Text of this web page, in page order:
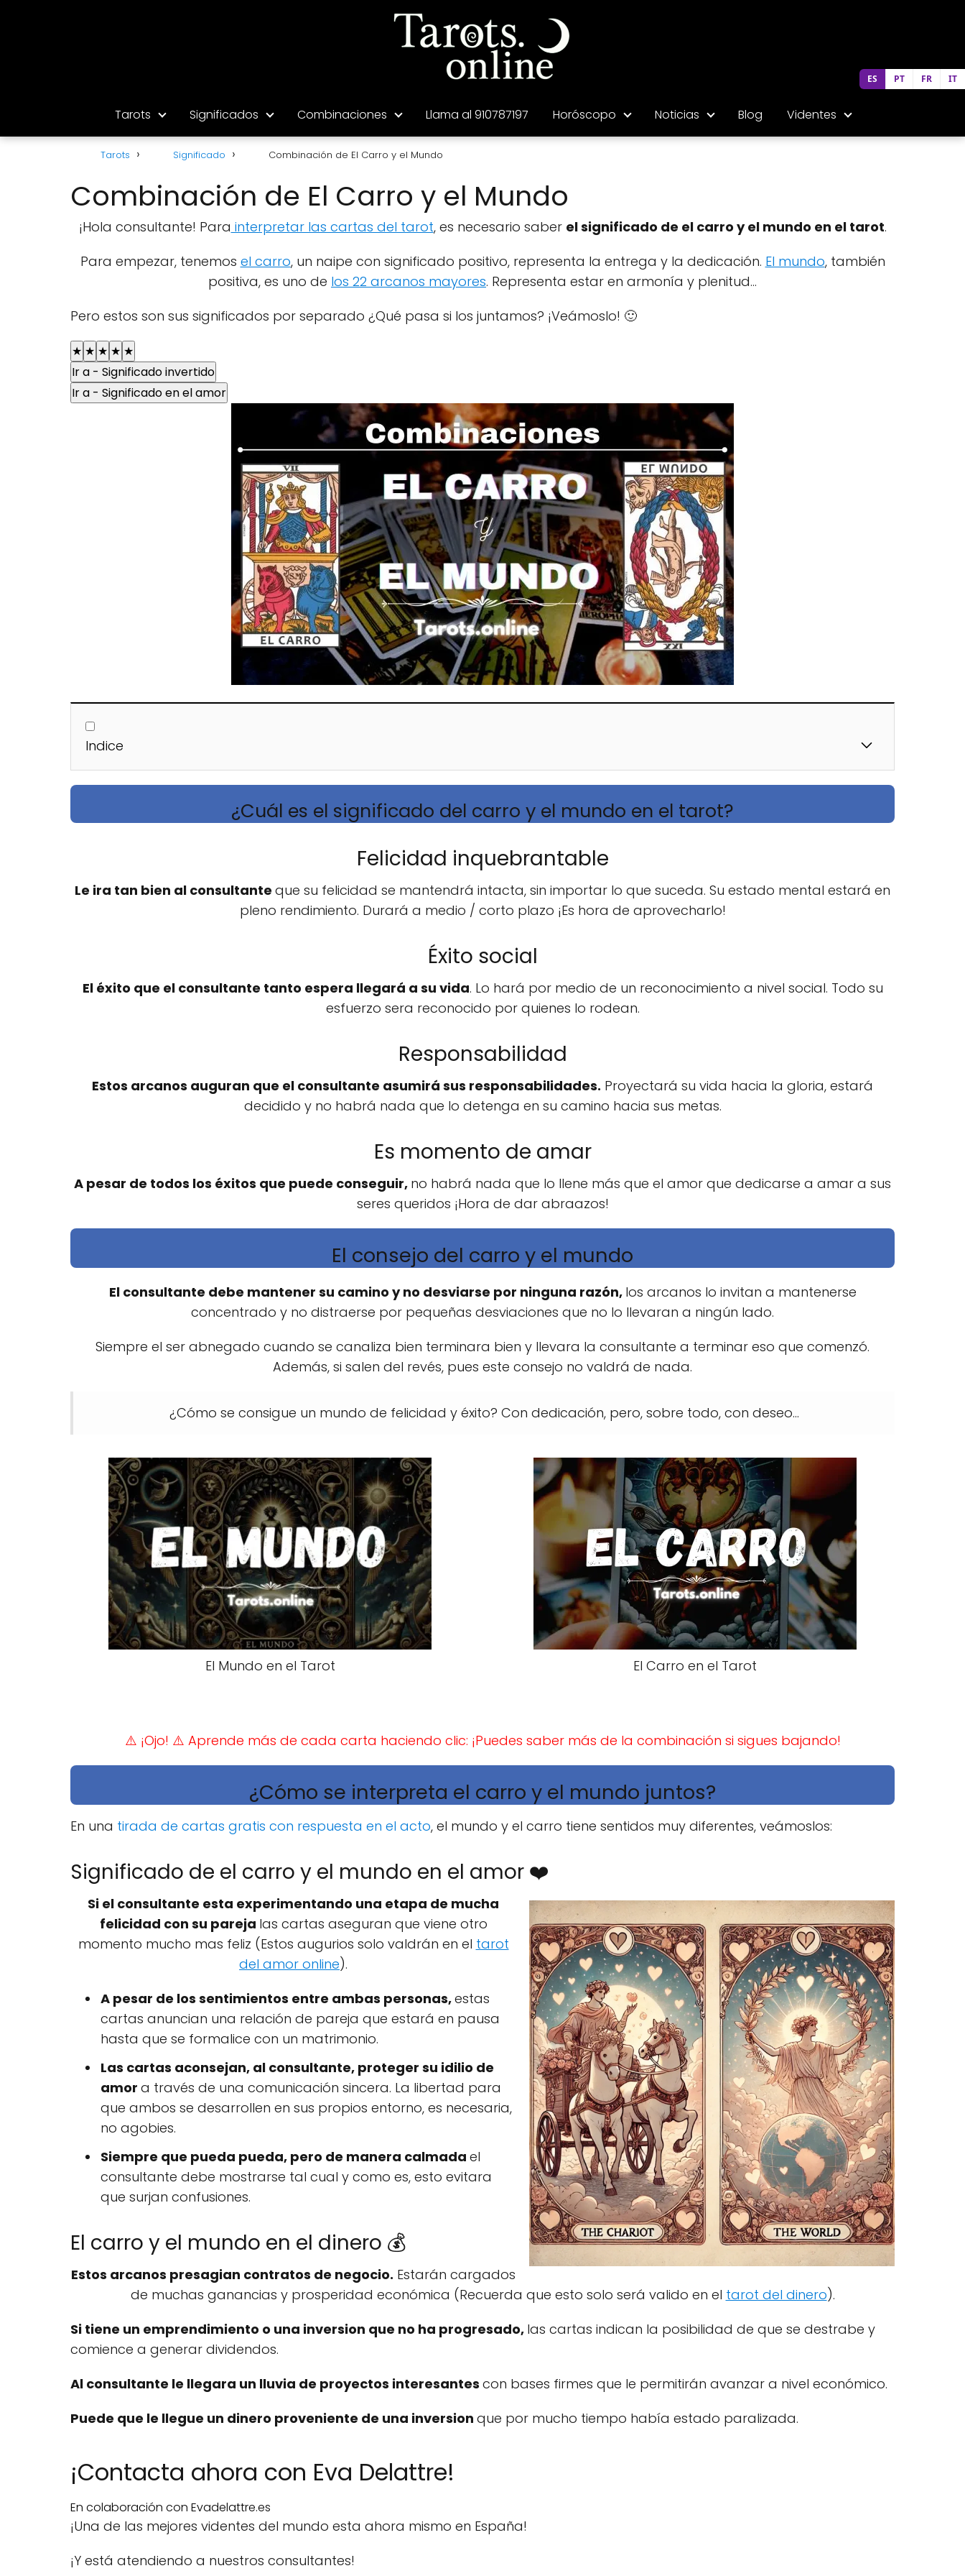
Tarots Significados Combinaciones Llama al 910787197 Horóscopo Noticias Blog Videntes
Tarots Significado Combinación de El Carro y el Mundo
Combinación de El Carro y el Mundo
¡Hola consultante! Para interpretar las cartas del tarot, es necesario saber el significado de el carro y el mundo en el tarot.
Para empezar, tenemos el carro, un naipe con significado positivo, representa la entrega y la dedicación. El mundo, también
positiva, es uno de los 22 arcanos mayores. Representa estar en armonía y plenitud...
Pero estos son sus significados por separado ¿Qué pasa si los juntamos? ¡Veámoslo! 🙂
★ ★ ★ ★ ★
Ir a - Significado invertido
Ir a - Significado en el amor
Indice
¿Cuál es el significado del carro y el mundo en el tarot?
Felicidad inquebrantable
Le ira tan bien al consultante que su felicidad se mantendrá intacta, sin importar lo que suceda. Su estado mental estará en
pleno rendimiento. Durará a medio / corto plazo ¡Es hora de aprovecharlo!
Éxito social
El éxito que el consultante tanto espera llegará a su vida. Lo hará por medio de un reconocimiento a nivel social. Todo su
esfuerzo sera reconocido por quienes lo rodean.
Responsabilidad
Estos arcanos auguran que el consultante asumirá sus responsabilidades. Proyectará su vida hacia la gloria, estará
decidido y no habrá nada que lo detenga en su camino hacia sus metas.
Es momento de amar
A pesar de todos los éxitos que puede conseguir, no habrá nada que lo llene más que el amor que dedicarse a amar a sus
seres queridos ¡Hora de dar abraazos!
El consejo del carro y el mundo
El consultante debe mantener su camino y no desviarse por ninguna razón, los arcanos lo invitan a mantenerse
concentrado y no distraerse por pequeñas desviaciones que no lo llevaran a ningún lado.
Siempre el ser abnegado cuando se canaliza bien terminara bien y llevara la consultante a terminar eso que comenzó.
Además, si salen del revés, pues este consejo no valdrá de nada.
¿Cómo se consigue un mundo de felicidad y éxito? Con dedicación, pero, sobre todo, con deseo...
El Mundo en el Tarot El Carro en el Tarot
⚠️ ¡Ojo! ⚠️ Aprende más de cada carta haciendo clic: ¡Puedes saber más de la combinación si sigues bajando!
¿Cómo se interpreta el carro y el mundo juntos?
En una tirada de cartas gratis con respuesta en el acto, el mundo y el carro tiene sentidos muy diferentes, veámoslos:
Significado de el carro y el mundo en el amor ❤️
Si el consultante esta experimentando una etapa de mucha
felicidad con su pareja las cartas aseguran que viene otro
momento mucho mas feliz (Estos augurios solo valdrán en el tarot
del amor online).
A pesar de los sentimientos entre ambas personas,estas
cartas anuncian una relación de pareja que estará en pausa
hasta que se formalice con un matrimonio.
Las cartas aconsejan, al consultante, proteger su idilio de
amor a través de una comunicación sincera. La libertad para
que ambos se desarrollen en sus propios entorno, es necesaria,
no agobies.
Siempre que pueda pueda, pero de manera calmada el
consultante debe mostrarse tal cual y como es, esto evitara
que surjan confusiones.
El carro y el mundo en el dinero 💰
Estos arcanos presagian contratos de negocio. Estarán cargados
de muchas ganancias y prosperidad económica (Recuerda que esto solo será valido en el tarot del dinero).
Si tiene un emprendimiento o una inversion que no ha progresado, las cartas indican la posibilidad de que se destrabe y
comience a generar dividendos.
Al consultante le llegara un lluvia de proyectos interesantes con bases firmes que le permitirán avanzar a nivel económico.
Puede que le llegue un dinero proveniente de una inversion que por mucho tiempo había estado paralizada.
¡Contacta ahora con Eva Delattre!
En colaboración con Evadelattre.es
¡Una de las mejores videntes del mundo esta ahora mismo en España!
¡Y está atendiendo a nuestros consultantes!
ES PT FR IT